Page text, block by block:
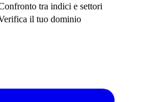
tra indici e settori
il tuo dominio